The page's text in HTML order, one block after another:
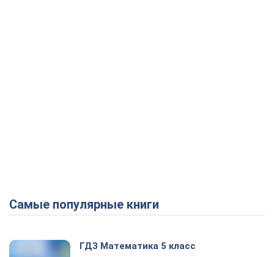
Самые популярные книги
ГДЗ Математика 5 класс